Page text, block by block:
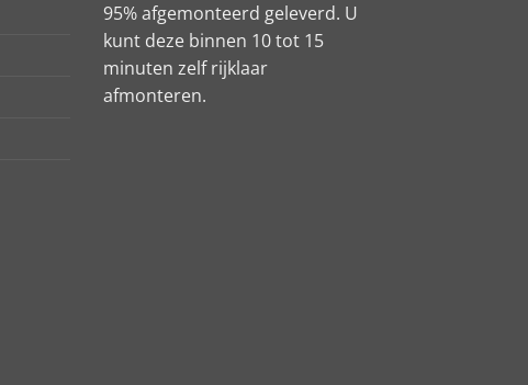
95% afgemonteerd geleverd. U
kunt deze binnen 10 tot 15
minuten zelf rijklaar
afmonteren.